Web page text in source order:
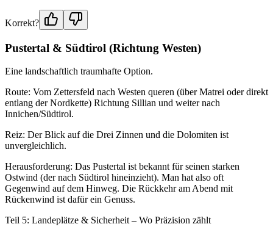
Korrekt?
Pustertal & Südtirol (Richtung Westen)
Eine landschaftlich traumhafte Option.
Route: Vom Zettersfeld nach Westen queren (über Matrei oder direkt
entlang der Nordkette) Richtung Sillian und weiter nach
Innichen/Südtirol.
Reiz: Der Blick auf die Drei Zinnen und die Dolomiten ist
unvergleichlich.
Herausforderung: Das Pustertal ist bekannt für seinen starken
Ostwind (der nach Südtirol hineinzieht). Man hat also oft
Gegenwind auf dem Hinweg. Die Rückkehr am Abend mit
Rückenwind ist dafür ein Genuss.
Teil 5: Landeplätze & Sicherheit – Wo Präzision zählt